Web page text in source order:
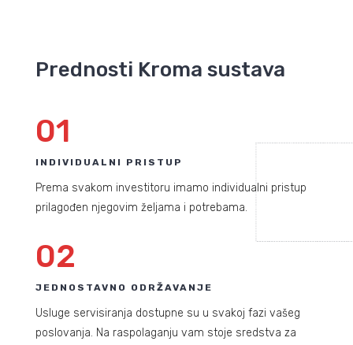
Prednosti Kroma sustava
01
INDIVIDUALNI PRISTUP
Prema svakom investitoru imamo individualni pristup
prilagođen njegovim željama i potrebama.
02
JEDNOSTAVNO ODRŽAVANJE
Usluge servisiranja dostupne su u svakoj fazi vašeg
poslovanja. Na raspolaganju vam stoje sredstva za